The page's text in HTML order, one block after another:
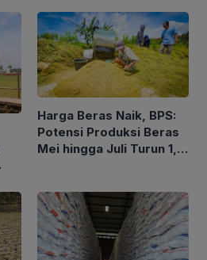
Holistik
Harga Beras Naik, BPS:
Potensi Produksi Beras
Mei hingga Juli Turun 1,16